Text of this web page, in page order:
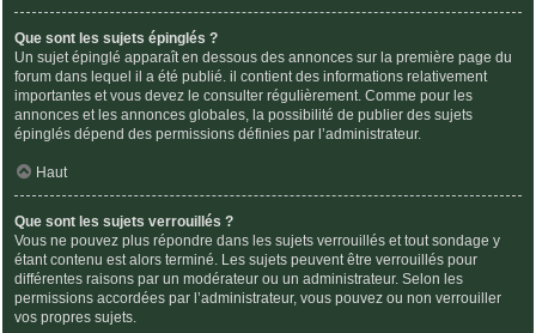
Que sont les sujets épinglés ?
Un sujet épinglé apparaît en dessous des annonces sur la première page du
forum dans lequel il a été publié. il contient des informations relativement
importantes et vous devez le consulter régulièrement. Comme pour les
annonces et les annonces globales, la possibilité de publier des sujets
épinglés dépend des permissions définies par l’administrateur.
Haut
Que sont les sujets verrouillés ?
Vous ne pouvez plus répondre dans les sujets verrouillés et tout sondage y
étant contenu est alors terminé. Les sujets peuvent être verrouillés pour
différentes raisons par un modérateur ou un administrateur. Selon les
permissions accordées par l’administrateur, vous pouvez ou non verrouiller
vos propres sujets.